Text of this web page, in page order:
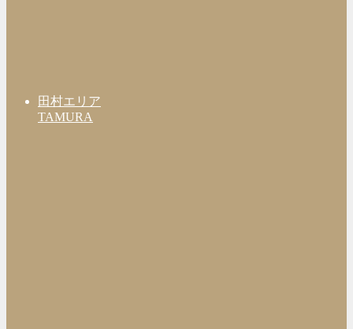
田村エリア
TAMURA